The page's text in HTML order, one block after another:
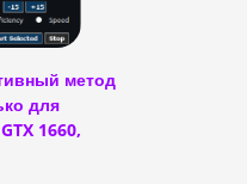
метод
для
1660,